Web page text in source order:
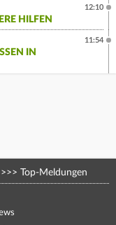
HILFEN
12:10
IN
11:54
>>> Top-Meldungen